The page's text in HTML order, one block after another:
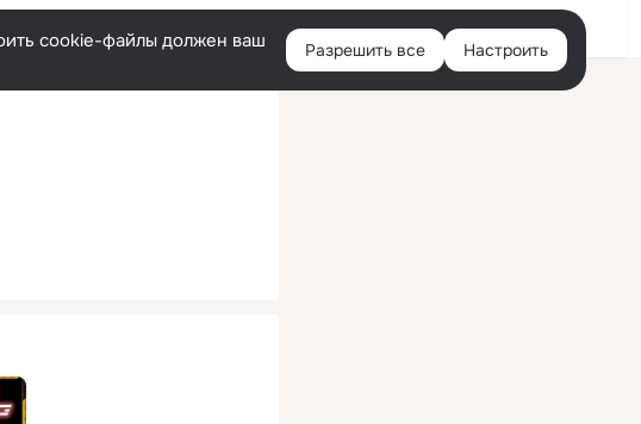
Русский Войти
cookie-файлы должен ваш
Разрешить все Настроить